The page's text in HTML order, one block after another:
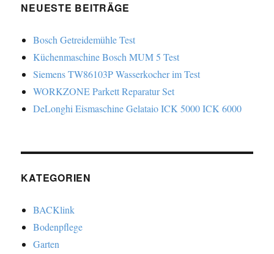
NEUESTE BEITRÄGE
Bosch Getreidemühle Test
Küchenmaschine Bosch MUM 5 Test
Siemens TW86103P Wasserkocher im Test
WORKZONE Parkett Reparatur Set
DeLonghi Eismaschine Gelataio ICK 5000 ICK 6000
KATEGORIEN
BACKlink
Bodenpflege
Garten